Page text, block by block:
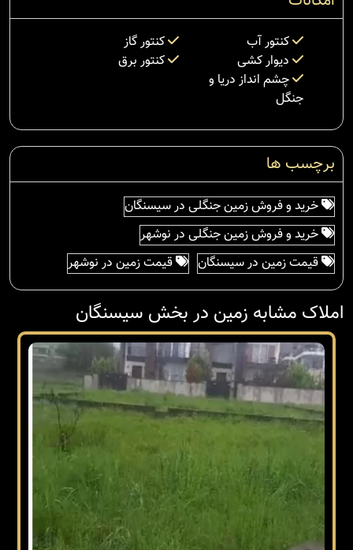
کنتور آب
کنتور گاز
دیوار کشی
کنتور برق
چشم انداز دریا و
جنگل
برچسب ها
خرید و فروش زمین جنگلی در سیسنگان
خرید و فروش زمین جنگلی در نوشهر
قیمت زمین در سیسنگان
قیمت زمین در نوشهر
املاک مشابه زمین در بخش سیسنگان